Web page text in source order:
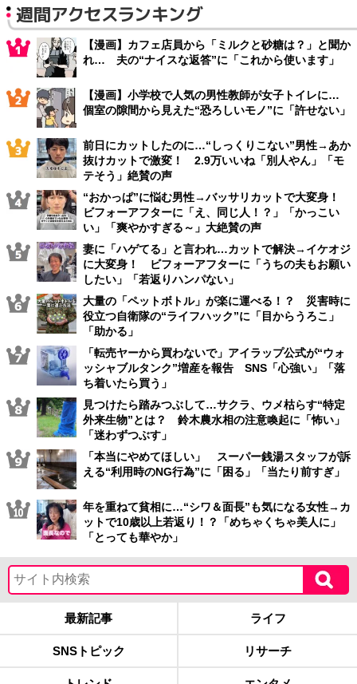
週間アクセスランキング
【漫画】カフェ店員から「ミルクと砂糖は？」と聞か
れ… 夫の“ナイスな返答”に「これから使います」
【漫画】小学校で人気の男性教師が女子トイレに…
個室の隙間から見えた“恐ろしいモノ”に「許せない」
前日にカットしたのに…“しっくりこない”男性→あか
抜けカットで激変！ 2.9万いいね「別人やん」「モ
テそう」絶賛の声
“おかっぱ”に悩む男性→バッサリカットで大変身！
ビフォーアフターに「え、同じ人！？」「かっこい
い」「爽やかすぎる～」大絶賛の声
妻に「ハゲてる」と言われ…カットで解決→イケオジ
に大変身！ ビフォーアフターに「うちの夫もお願い
したい」「若返りハンパない」
大量の「ペットボトル」が楽に運べる！？ 災害時に
役立つ自衛隊の“ライフハック”に「目からうろこ」
「助かる」
「転売ヤーから買わないで」アイラップ公式が“ウォ
ッシャブルタンク”増産を報告 SNS「心強い」「落
ち着いたら買う」
見つけたら踏みつぶして…サクラ、ウメ枯らす“特定
外来生物”とは？ 鈴木農水相の注意喚起に「怖い」
「迷わずつぶす」
「本当にやめてほしい」 スーパー銭湯スタッフが訴
える“利用時のNG行為”に「困る」「当たり前すぎ」
年を重ねて貧相に…“シワ＆面長”も気になる女性→カ
ットで10歳以上若返り！？「めちゃくちゃ美人に」
「とっても華やか」
最新記事 ライフ
SNSトピック リサーチ